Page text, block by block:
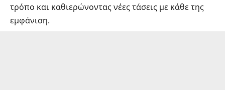
τρόπο και καθιερώνοντας νέες τάσεις με κάθε της
εμφάνιση.